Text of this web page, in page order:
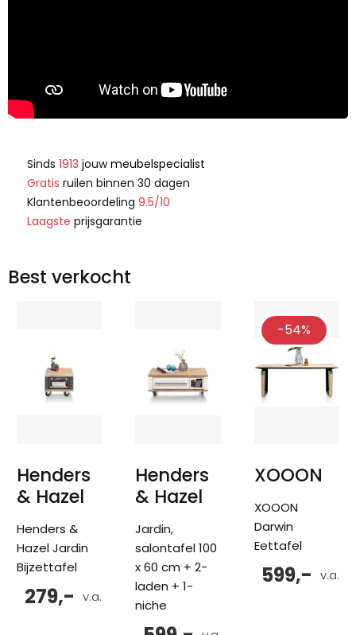
Sinds 1913 jouwmeubelspecialist
Gratis ruilen binnen 30 dagen
Klantenbeoordeling 9.5/10
Laagste prijsgarantie
Best verkocht
Henders
& Hazel
Henders &
Hazel Jardin
Bijzettafel
v.a.
279,-
Henders
& Hazel
Jardin,
salontafel 100
x 60 cm + 2-
laden + 1-
niche
-54%
XOOON
XOOON
Darwin
Eettafel
v.a.
599,-